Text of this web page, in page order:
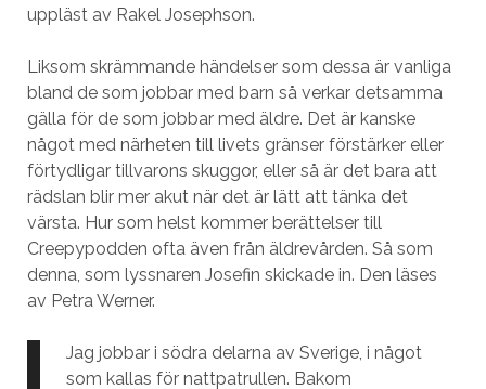
uppläst av Rakel Josephson.
Liksom skrämmande händelser som dessa är vanliga
bland de som jobbar med barn så verkar detsamma
gälla för de som jobbar med äldre. Det är kanske
något med närheten till livets gränser förstärker eller
förtydligar tillvarons skuggor, eller så är det bara att
rädslan blir mer akut när det är lätt att tänka det
värsta. Hur som helst kommer berättelser till
Creepypodden ofta även från äldrevården. Så som
denna, som lyssnaren Josefin skickade in. Den läses
av Petra Werner.
Jag jobbar i södra delarna av Sverige, i något
som kallas för nattpatrullen. Bakom